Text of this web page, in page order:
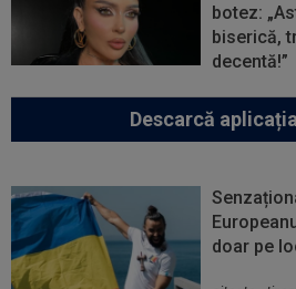
botez:
biserică,
decentă!”
Descarcă
doar pe